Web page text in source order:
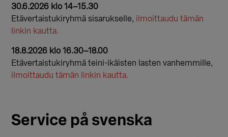
30.6.2026 klo 14–15.30
Etävertaistukiryhmä sisarukselle, ilmoittaudu tämän
linkin kautta.
18.8.2026 klo 16.30–18.00
Etävertaistukiryhmä teini-ikäisten lasten vanhemmille,
ilmoittaudu tämän linkin kautta.
Service på svenska